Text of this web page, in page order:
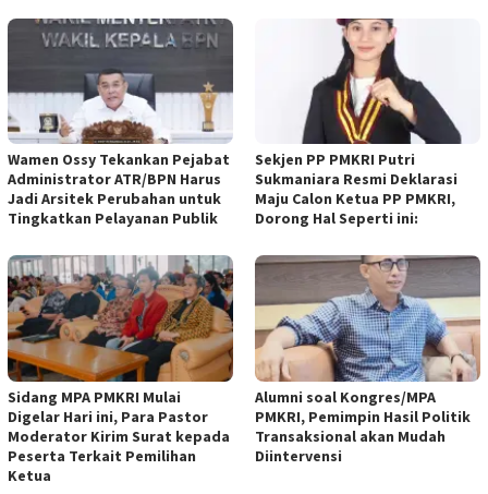
Wamen Ossy Tekankan Pejabat
Administrator ATR/BPN Harus
Jadi Arsitek Perubahan untuk
Tingkatkan Pelayanan Publik
Sekjen PP PMKRI Putri
Sukmaniara Resmi Deklarasi
Maju Calon Ketua PP PMKRI,
Dorong Hal Seperti ini:
Sidang MPA PMKRI Mulai
Digelar Hari ini, Para Pastor
Moderator Kirim Surat kepada
Peserta Terkait Pemilihan
Ketua
Alumni soal Kongres/MPA
PMKRI, Pemimpin Hasil Politik
Transaksional akan Mudah
Diintervensi